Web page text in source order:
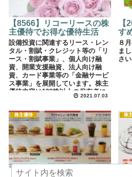
【8566】リコーリースの株
主優待でお得な優待生活
設備投資に関連するリース・レン
タル・割賦・クレジット等の「リ
ース・割賦事業」、個人向け融
資、開業支援融資、法人向け融
資、カード事業等の「金融サービ
ス事業」を展開しています。株主
優待内容は100株以上の保有者に
対して継続保有期間に応じてクオ
2021.07.03
【
す
８
ま
さい
株主優待
【2702】マクドナルドの株
株
【